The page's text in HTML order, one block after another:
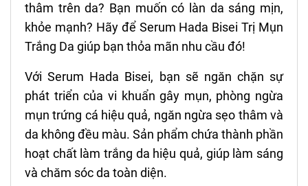
thâm trên da? Bạn muốn có làn da sáng mịn,
khỏe mạnh? Hãy để Serum Hada Bisei Trị Mụn
Trắng Da giúp bạn thỏa mãn nhu cầu đó!
Với Serum Hada Bisei, bạn sẽ ngăn chặn sự
phát triển của vi khuẩn gây mụn, phòng ngừa
mụn trứng cá hiệu quả, ngăn ngừa sẹo thâm và
da không đều màu. Sản phẩm chứa thành phần
hoạt chất làm trắng da hiệu quả, giúp làm sáng
và chăm sóc da toàn diện.